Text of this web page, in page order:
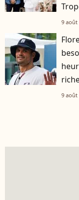
9 août
9 août